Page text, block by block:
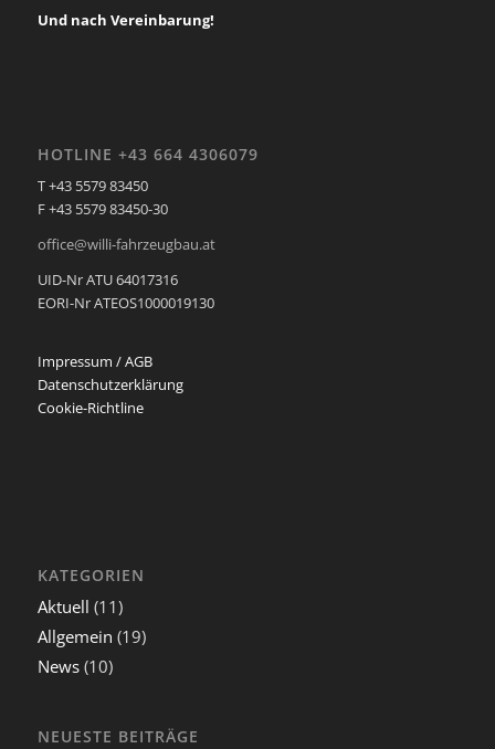
Und nach Vereinbarung!
HOTLINE +43 664 4306079
T +43 5579 83450
F +43 5579 83450-30
office@willi-fahrzeugbau.at
UID-Nr ATU 64017316
EORI-Nr ATEOS1000019130
Impressum / AGB
Datenschutzerklärung
Cookie-Richtline
KATEGORIEN
Aktuell (11)
Allgemein (19)
News(10)
NEUESTE BEITRÄGE